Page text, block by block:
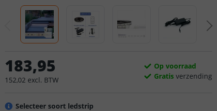
Selecteer soort ledstrip
183,95
152,02 excl. BTW
Op voorraad
Gratis verzending